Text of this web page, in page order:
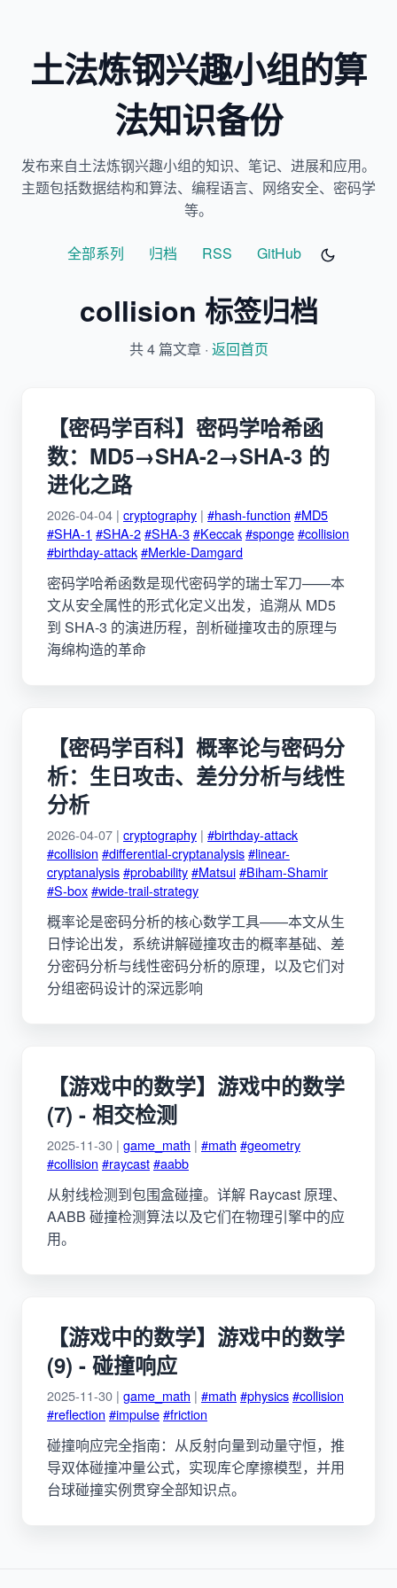
土法炼钢兴趣小组的算
法知识备份
发布来自土法炼钢兴趣小组的知识、笔记、进展和应用。
主题包括数据结构和算法、编程语言、网络安全、密码学
等。
全部系列 归档 RSS GitHub
collision 标签归档
共 4 篇文章 · 返回首页
【密码学百科】密码学哈希函
数：MD5→SHA-2→SHA-3 的
进化之路
2026-04-04 | cryptography | #hash-function #MD5
#SHA-1 #SHA-2#SHA-3#Keccak#sponge#collision
#birthday-attack#Merkle-Damgard
密码学哈希函数是现代密码学的瑞士军刀——本
文从安全属性的形式化定义出发，追溯从 MD5
到 SHA-3 的演进历程，剖析碰撞攻击的原理与
海绵构造的革命
【密码学百科】概率论与密码分
析：生日攻击、差分分析与线性
分析
2026-04-07 | cryptography | #birthday-attack
#collision #differential-cryptanalysis#linear-
cryptanalysis#probability#Matsui#Biham-Shamir
#S-box#wide-trail-strategy
概率论是密码分析的核心数学工具——本文从生
日悖论出发，系统讲解碰撞攻击的概率基础、差
分密码分析与线性密码分析的原理，以及它们对
分组密码设计的深远影响
【游戏中的数学】游戏中的数学
(7) - 相交检测
2025-11-30 | game_math | #math #geometry
#collision #raycast#aabb
从射线检测到包围盒碰撞。详解 Raycast 原理、
AABB 碰撞检测算法以及它们在物理引擎中的应
用。
【游戏中的数学】游戏中的数学
(9) - 碰撞响应
2025-11-30 | game_math | #math #physics#collision
#reflection #impulse#friction
碰撞响应完全指南：从反射向量到动量守恒，推
导双体碰撞冲量公式，实现库仑摩擦模型，并用
台球碰撞实例贯穿全部知识点。